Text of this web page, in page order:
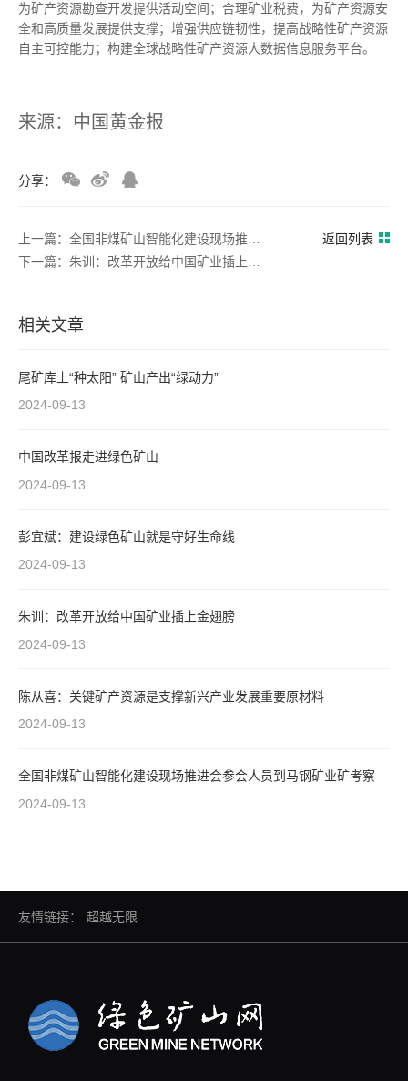
为矿产资源勘查开发提供活动空间；合理矿业税费，为矿产资源安
全和高质量发展提供支撑；增强供应链韧性，提高战略性矿产资源
自主可控能力；构建全球战略性矿产资源大数据信息服务平台。
来源：中国黄金报
分享：
返回列表
相关文章
尾矿库上“种太阳” 矿山产出“绿动力”
2024-09-13
中国改革报走进绿色矿山
2024-09-13
彭宜斌：建设绿色矿山就是守好生命线
2024-09-13
朱训：改革开放给中国矿业插上金翅膀
2024-09-13
陈从喜：关键矿产资源是支撑新兴产业发展重要原材料
2024-09-13
全国非煤矿山智能化建设现场推进会参会人员到马钢矿业矿考察
2024-09-13
友情链接： 超越无限